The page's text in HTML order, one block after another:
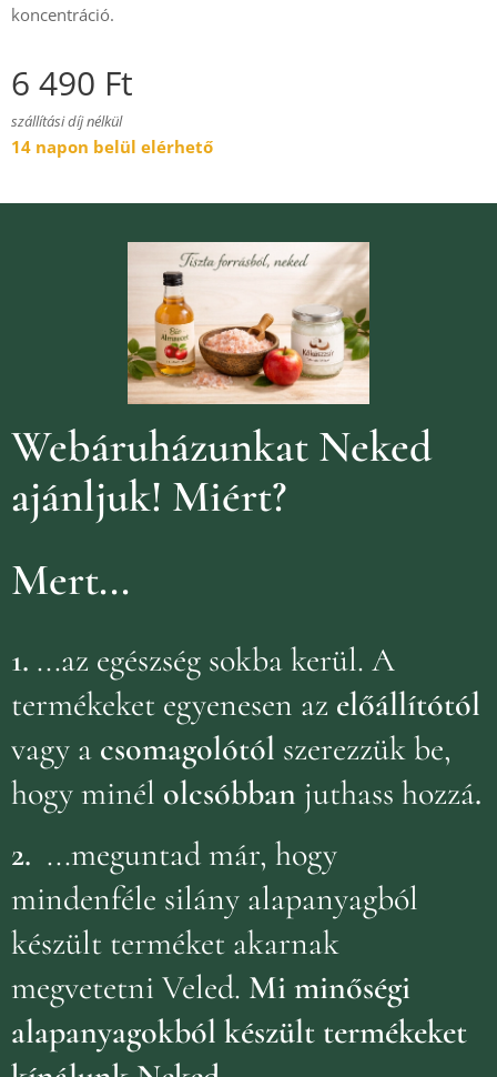
koncentráció.
6 490 Ft
szállítási díj nélkül
14 napon belül elérhető
Webáruházunkat Neked
ajánljuk! Miért?
Mert...
1. ...az egészség sokba kerül. A
termékeket egyenesen az előállítótól
vagy a csomagolótól szerezzük be,
hogy minél olcsóbban juthass hozzá.
2. ...meguntad már, hogy
mindenféle silány alapanyagból
készült terméket akarnak
megvetetni Veled. Mi minőségi
alapanyagokból készült termékeket